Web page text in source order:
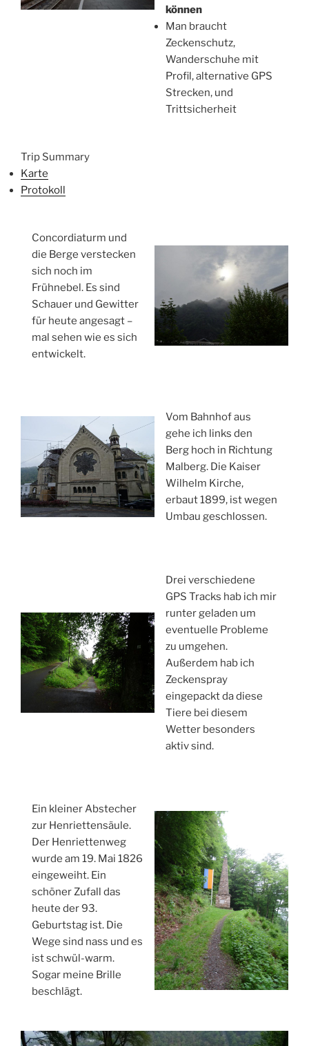
können
Man braucht
Zeckenschutz,
Wanderschuhe mit
Profil, alternative GPS
Strecken, und
Trittsicherheit
Trip Summary
Karte
Protokoll
Concordiaturm und
die Berge verstecken
sich noch im
Frühnebel. Es sind
Schauer und Gewitter
für heute angesagt –
mal sehen wie es sich
entwickelt.
Vom Bahnhof aus
gehe ich links den
Berg hoch in Richtung
Malberg. Die Kaiser
Wilhelm Kirche,
erbaut 1899, ist wegen
Umbau geschlossen.
Drei verschiedene
GPS Tracks hab ich mir
runter geladen um
eventuelle Probleme
zu umgehen.
Außerdem hab ich
Zeckenspray
eingepackt da diese
Tiere bei diesem
Wetter besonders
aktiv sind.
Ein kleiner Abstecher
zur Henriettensäule.
Der Henriettenweg
wurde am 19. Mai 1826
eingeweiht. Ein
schöner Zufall das
heute der 93.
Geburtstag ist. Die
Wege sind nass und es
ist schwül-warm.
Sogar meine Brille
beschlägt.